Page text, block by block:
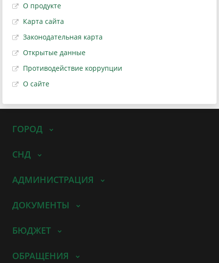
О продукте
Карта сайта
Законодательная карта
Открытые данные
Противодействие коррупции
О сайте
ГОРОД
СНД
АДМИНИСТРАЦИЯ
ДОКУМЕНТЫ
БЮДЖЕТ
ОБРАЩЕНИЯ